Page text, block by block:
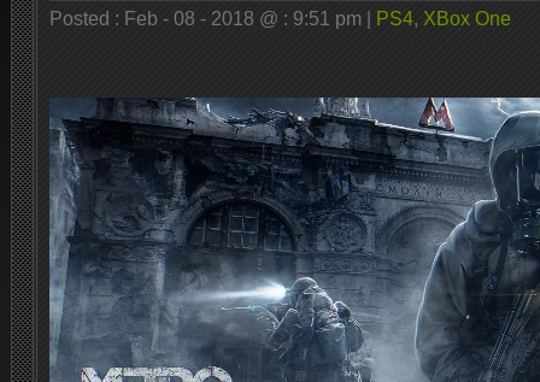
Posted : Feb - 08 - 2018 @ : 9:51 pm | PS4, XBox One